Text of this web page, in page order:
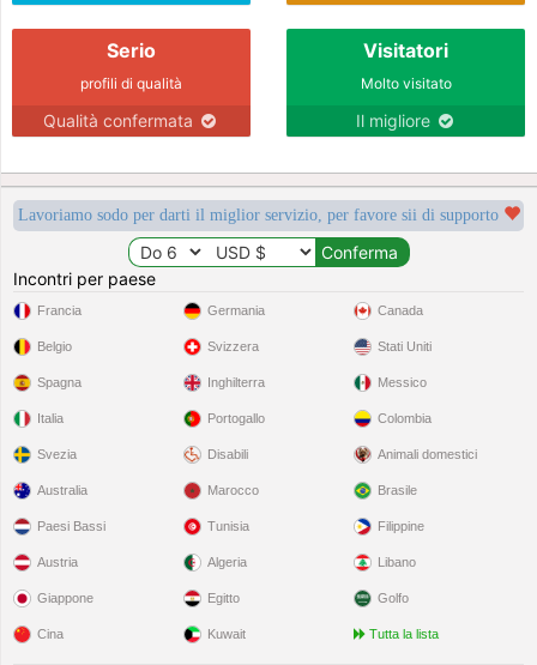
Serio
profili di qualità
Qualità confermata
Visitatori
Molto visitato
Il migliore
Lavoriamo sodo per darti il miglior servizio, per favore sii di supporto
Incontri per paese
Francia
Belgio
Spagna
Italia
Svezia
Germania
Svizzera
Inghilterra
Portogallo
Disabili
Canada
Stati Uniti
Messico
Colombia
Animali domestici
Australia
Paesi Bassi
Austria
Giappone
Cina
Marocco
Tunisia
Algeria
Egitto
Kuwait
Brasile
Filippine
Libano
Golfo
Tutta la lista